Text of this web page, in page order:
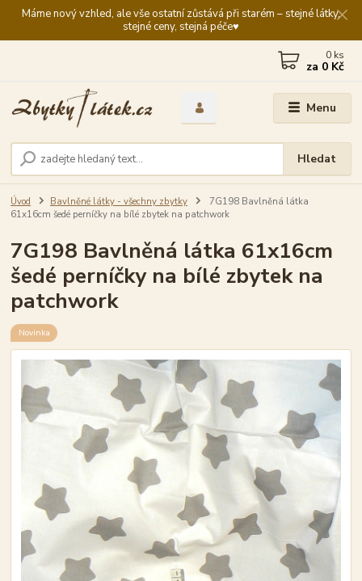
Máme nový vzhled, ale vše ostatní zůstává při starém – stejné látky,
stejné ceny, stejná péče♥️
Menu
Hledat
0 ks
za 0 Kč
Úvod Bavlněné látky - všechny zbytky
7G198 Bavlněná látka
61x16cm šedé perníčky na bílé zbytek na patchwork
7G198 Bavlněná látka 61x16cm
šedé perníčky na bílé zbytek na
patchwork
Novinka